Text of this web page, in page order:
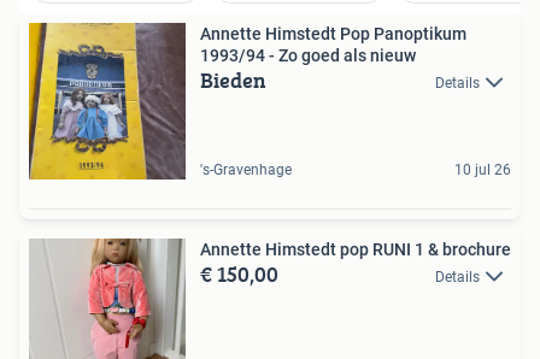
Annette Himstedt Pop Panoptikum
1993/94 - Zo goed als nieuw
Bieden Details
's-Gravenhage 10 jul 26
Annette Himstedt pop RUNI 1 & brochure
€ 150,00 Details